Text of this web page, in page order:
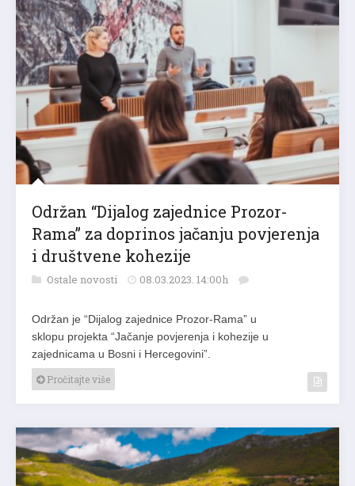
Održan “Dijalog zajednice Prozor-
Rama” za doprinos jačanju povjerenja
i društvene kohezije
Ostale novosti 08.03.2023. 14:00h
Održan je “Dijalog zajednice Prozor-Rama” u
sklopu projekta “Jačanje povjerenja i kohezije u
zajednicama u Bosni i Hercegovini”.
Pročitajte više